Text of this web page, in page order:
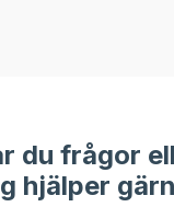
du frågor
hjälper